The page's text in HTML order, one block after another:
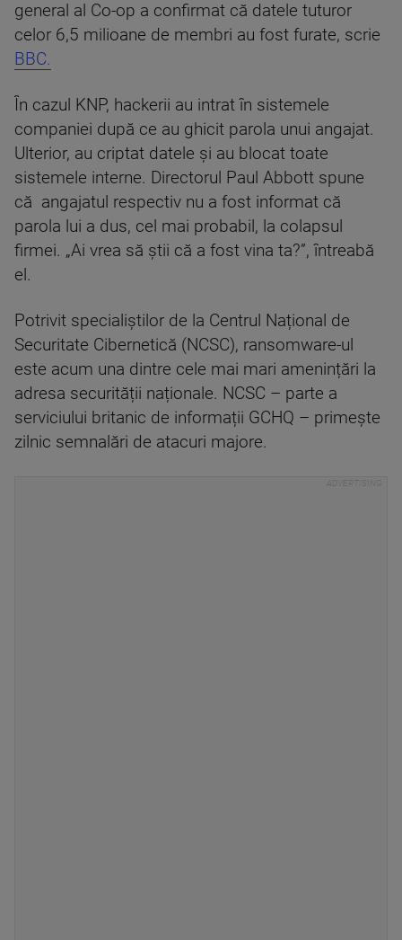
general al Co-op a confirmat că datele tuturor
celor 6,5 milioane de membri au fost furate, scrie
BBC.
În cazul KNP, hackerii au intrat în sistemele
companiei după ce au ghicit parola unui angajat.
Ulterior, au criptat datele și au blocat toate
sistemele interne. Directorul Paul Abbott spune
că angajatul respectiv nu a fost informat că
parola lui a dus, cel mai probabil, la colapsul
firmei. „Ai vrea să știi că a fost vina ta?”, întreabă
el.
Potrivit specialiștilor de la Centrul Național de
Securitate Cibernetică (NCSC), ransomware-ul
este acum una dintre cele mai mari amenințări la
adresa securității naționale. NCSC – parte a
serviciului britanic de informații GCHQ – primește
zilnic semnalări de atacuri majore.